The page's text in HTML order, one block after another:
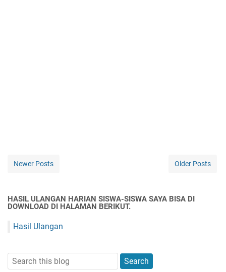
Newer Posts Older Posts
HASIL ULANGAN HARIAN SISWA-SISWA SAYA BISA DI
DOWNLOAD DI HALAMAN BERIKUT.
Hasil Ulangan